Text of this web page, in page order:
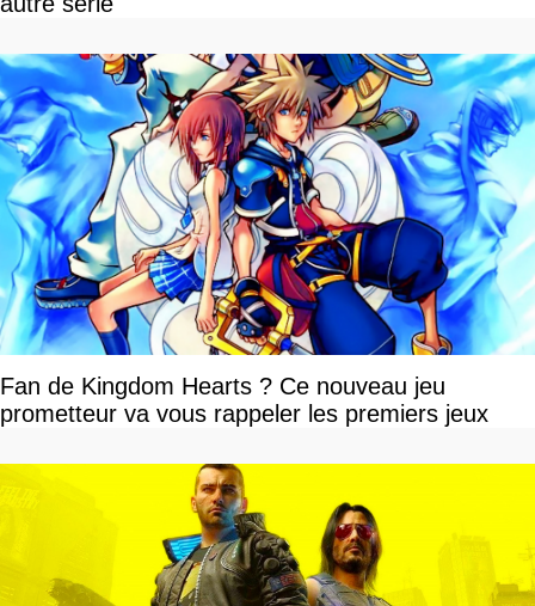
Fan de Kingdom Hearts ? Ce nouveau jeu
prometteur va vous rappeler les premiers jeux